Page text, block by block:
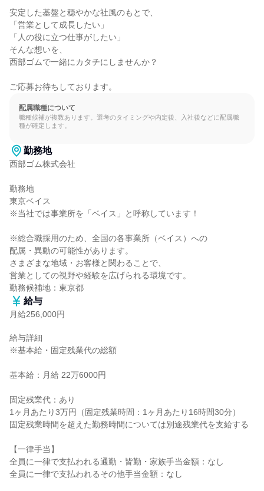
安定した基盤と穏やかな社風のもとで、
「営業として成長したい」
「人の役に立つ仕事がしたい」
そんな想いを、
西部ゴムで一緒にカタチにしませんか？
ご応募お待ちしております。
配属職種について
職種候補が複数あります。選考のタイミングや内定後、入社後などに配属職
種が確定します。
勤務地
西部ゴム株式会社
勤務地
東京ベイス
※当社では事業所を「ベイス」と呼称しています！
※総合職採用のため、全国の各事業所（ベイス）への
配属・異動の可能性があります。
さまざまな地域・お客様と関わることで、
営業としての視野や経験を広げられる環境です。
勤務候補地：東京都
給与
月給256,000円
給与詳細
※基本給・固定残業代の総額
基本給：月給 22万6000円
固定残業代：あり
1ヶ月あたり3万円（固定残業時間：1ヶ月あたり16時間30分）
固定残業時間を超えた勤務時間については別途残業代を支給する
【一律手当】
全員に一律で支払われる通勤・皆勤・家族手当金額：なし
全員に一律で支払われるその他手当金額：なし